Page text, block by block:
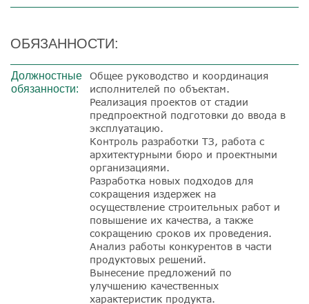
ОБЯЗАННОСТИ:
Должностные
обязанности:
Общее руководство и координация
исполнителей по объектам.
Реализация проектов от стадии
предпроектной подготовки до ввода в
эксплуатацию.
Контроль разработки ТЗ, работа с
архитектурными бюро и проектными
организациями.
Разработка новых подходов для
сокращения издержек на
осуществление строительных работ и
повышение их качества, а также
сокращению сроков их проведения.
Анализ работы конкурентов в части
продуктовых решений.
Вынесение предложений по
улучшению качественных
характеристик продукта.